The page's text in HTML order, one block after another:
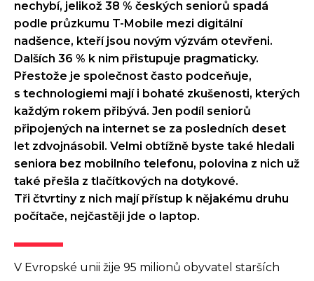
nechybí, jelikož 38 % českých seniorů spadá
podle průzkumu T-Mobile mezi digitální
nadšence, kteří jsou novým výzvám otevřeni.
Dalších 36 % k nim přistupuje pragmaticky.
Přestože je společnost často podceňuje,
s technologiemi mají i bohaté zkušenosti, kterých
každým rokem přibývá. Jen podíl seniorů
připojených na internet se za posledních deset
let zdvojnásobil. Velmi obtížně byste také hledali
seniora bez mobilního telefonu, polovina z nich už
také přešla z tlačítkových na dotykové.
Tři čtvrtiny z nich mají přístup k nějakému druhu
počítače, nejčastěji jde o laptop.
V Evropské unii žije 95 milionů obyvatel starších